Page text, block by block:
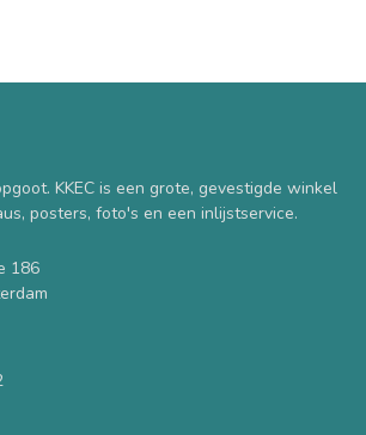
KKEC is een grote, gevestigde winkel
posters, foto's en een inlijstservice.
186